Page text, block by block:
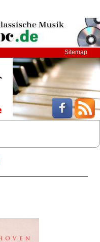
Sitemap